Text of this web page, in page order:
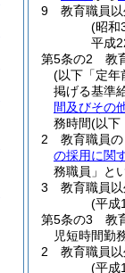
9
教育職員
(昭和
平成
第5条の2
教
(以下「定年
掲げる基準
間及びその
務時間(以下
2
教育職員
の採用に関
務職員」と
3
教育職員
(平成
第5条の3
教
児短時間勤
2
教育職員
(平成